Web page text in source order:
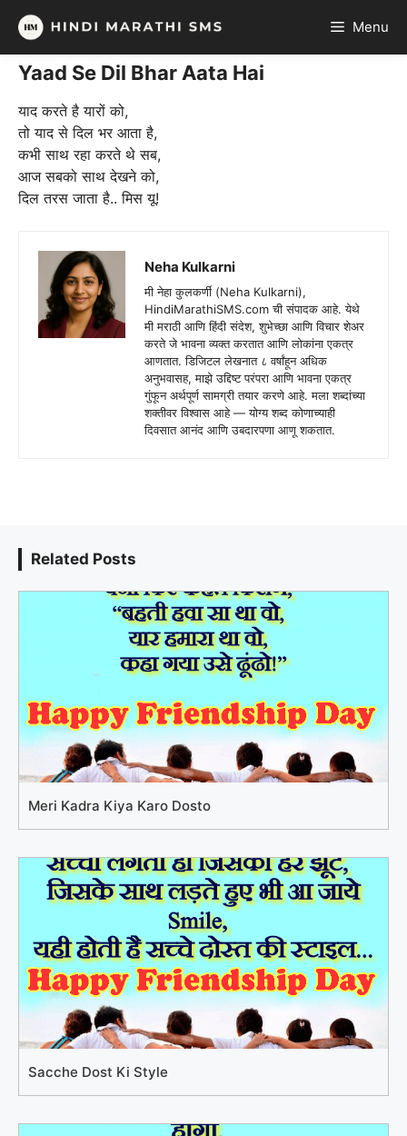
Skip
content
Menu
Yaad Se Dil Bhar Aata Hai
याद करते है यारों को,
तो याद से दिल भर आता है,
कभी साथ रहा करते थे सब,
आज सबको साथ देखने को,
दिल तरस जाता है.. मिस यू!
Neha Kulkarni
मी नेहा कुलकर्णी (Neha Kulkarni),
HindiMarathiSMS.com ची संपादक आहे. येथे
मी मराठी आणि हिंदी संदेश, शुभेच्छा आणि विचार शेअर
करते जे भावना व्यक्त करतात आणि लोकांना एकत्र
आणतात. डिजिटल लेखनात ८ वर्षांहून अधिक
अनुभवासह, माझे उद्दिष्ट परंपरा आणि भावना एकत्र
गुंफून अर्थपूर्ण सामग्री तयार करणे आहे. मला शब्दांच्या
शक्तीवर विश्वास आहे — योग्य शब्द कोणाच्याही
दिवसात आनंद आणि उबदारपणा आणू शकतात.
Related Posts
Meri Kadra Kiya Karo Dosto
Sacche Dost Ki Style